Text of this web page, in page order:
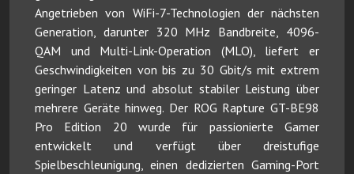
Angetrieben von WiFi-7-Technologien der nächsten
Generation, darunter 320 MHz Bandbreite, 4096-
QAM und Multi-Link-Operation (MLO), liefert er
Geschwindigkeiten von bis zu 30 Gbit/s mit extrem
geringer Latenz und absolut stabiler Leistung über
mehrere Geräte hinweg. Der ROG Rapture GT-BE98
Pro Edition 20 wurde für passionierte Gamer
entwickelt und verfügt über dreistufige
Spielbeschleunigung, einen dedizierten Gaming-Port